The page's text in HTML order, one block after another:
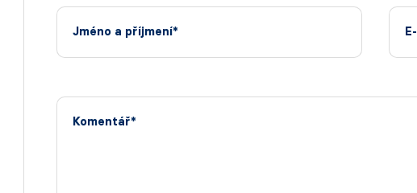
Jméno a příjmení*
Komentář*